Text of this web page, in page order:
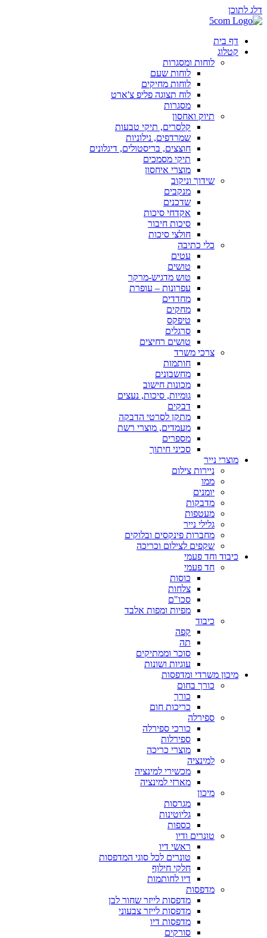
דלג לתוכן
דף בית
קטלוג
לוחות ומסגרות
לוחות שעם
לוחות מחיקים
לוח תצוגה פליפ צ'ארט
מסגרות
תיוק ואחסון
קלסרים, תיקי טבעות
שמרדפים, נילוניות
חוצצים, בריסטולים, דיגלונים
תיקי מסמכים
מוצרי איחסון
שידוך וניקוב
מנקבים
שדכנים
אקדחי סיכות
סיכות חיבור
חולצי סיכות
כלי כתיבה
עטים
טושים
טוש מדגיש-מרקר
עפרונות – עופרת
מחדדים
מחקים
טיפקס
סרגלים
טושים רחיצים
צרכי משרד
חותמות
מחשבונים
מכונות חישוב
גומיות, סיכות, נעצים
דבקים
מתקן לסרטי הדבקה
מעמדים, מוצרי רשת
מספרים
סכיני חיתוך
מוצרי נייר
ניירות צילום
ממו
יומנים
מדבקות
מעטפות
גלילי נייר
מחברות פינקסים ובלוקים
שקפים לצילום וכריכה
כיבוד וחד פעמי
חד פעמי
כוסות
צלחות
סכו"ם
מפיות ומפות אלבד
כיבוד
קפה
תה
סוכר וממתיקים
עוגיות ושונות
מיכון משרדי ומדפסות
כורך בחום
כורך
כריכות חום
ספירלה
כורכי ספירלה
ספירלות
מוצרי כריכה
למינציה
מכשירי למינציה
מארזי למינציה
מיכון
מגרסות
גליוטינות
כספות
טונרים ודיו
ראשי דיו
טונרים לכל סוגי המדפסות
חלקי חילוף
דיו לחותמות
מדפסות
מדפסות לייזר שחור לבן
מדפסות לייזר צבעוני
מדפסות דיו
סורקים